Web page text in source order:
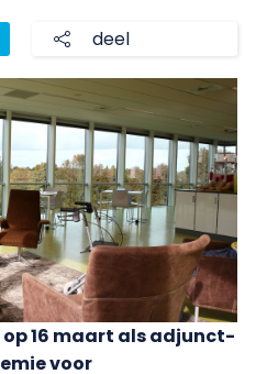
deel
16 maart als adjunct-
voor